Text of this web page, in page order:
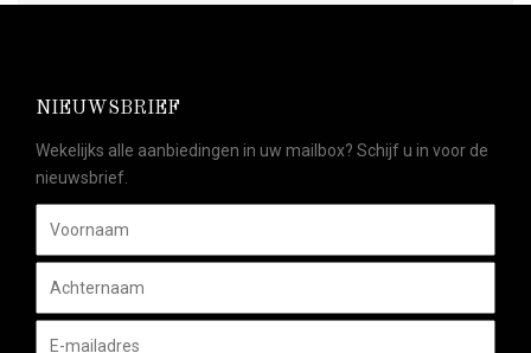
NIEUWSBRIEF
Wekelijks alle aanbiedingen in uw mailbox? Schijf u in voor de
nieuwsbrief.